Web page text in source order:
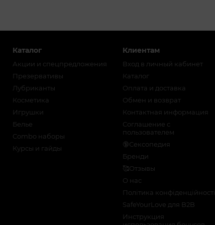
Каталог
Акции и спецпредложения
Презервативы
Лубриканты
Косметика
Игрушки
Белье
Combo наборы
Курсы и гайды
Клиентам
Вход в личный кабинет
Каталог
Оплата и доставка
Обмен и возврат
Контактная информация
Соглашение с
пользователем
🔞Сексопедия
Бренди
🥰Отзывы
О нас
Політика конфіденційності
SafeYourLove для B2B
Инструкция